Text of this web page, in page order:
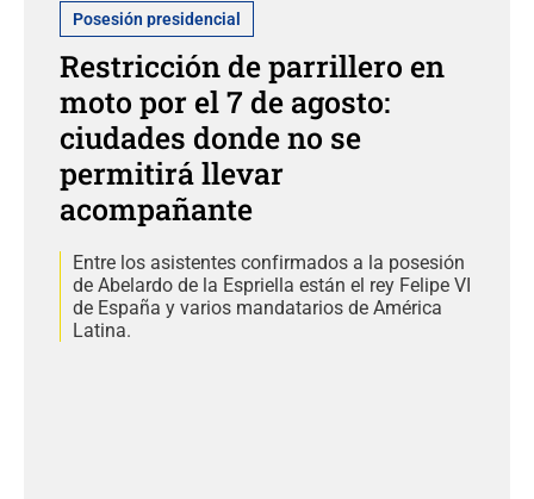
Posesión presidencial
Restricción de parrillero en
moto por el 7 de agosto:
ciudades donde no se
permitirá llevar
acompañante
Entre los asistentes confirmados a la posesión
de Abelardo de la Espriella están el rey Felipe VI
de España y varios mandatarios de América
Latina.